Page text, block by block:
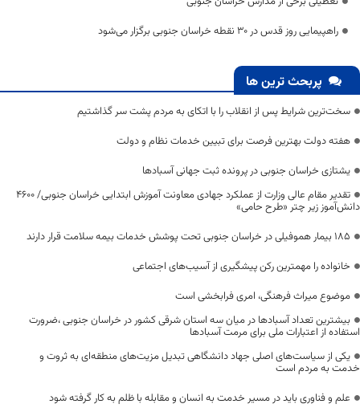
راهپیمایی روز قدس در ۳۰ نقطه خراسان جنوبی برگزار می‌شود
پربحث ترین ها
سخت‌ترین شرایط پس از انقلاب را با اتکای به مردم پشت سر گذاشتیم
هفته دولت بهترین فرصت برای تبیین خدمات نظام و دولت
یشتازی خراسان جنوبی در پرونده ثبت جهانی آسبادها
تقدیر مقام عالی وزارت از عملکرد جهادی معاونت آموزش ابتدایی خراسان جنوبی/ ۴۶۰۰
دانش‌آموز زیر چتر «طرح حامی»
۱۸۵ بیمار هموفیلی در خراسان جنوبی تحت پوشش خدمات بیمه سلامت قرار دارند
خانواده را مهمترین رکن پیشگیری از آسیب‌های اجتماعی
موضوع میراث فرهنگی، امری فرابخشی است
بیشترین تعداد آسبادها در میان سه استان شرقی کشور در خراسان جنوبی ،ضرورت
استفاده از اعتبارات ملی برای مرمت آسبادها
یکی از سیاست‌های اصلی جهاد دانشگاهی تبدیل مزیت‌های منطقه‌ای به ثروت و
خدمت به مردم است
علم و فناوری باید در مسیر خدمت به انسان و مقابله با ظلم به کار گرفته شود